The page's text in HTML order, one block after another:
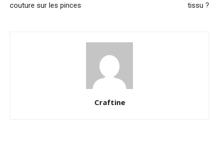
couture sur les pinces
tissu ?
Craftine